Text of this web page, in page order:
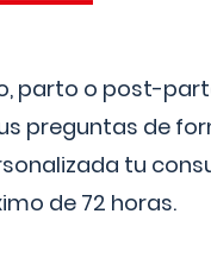
parto o post-
preguntas de
tu
de 72 horas.